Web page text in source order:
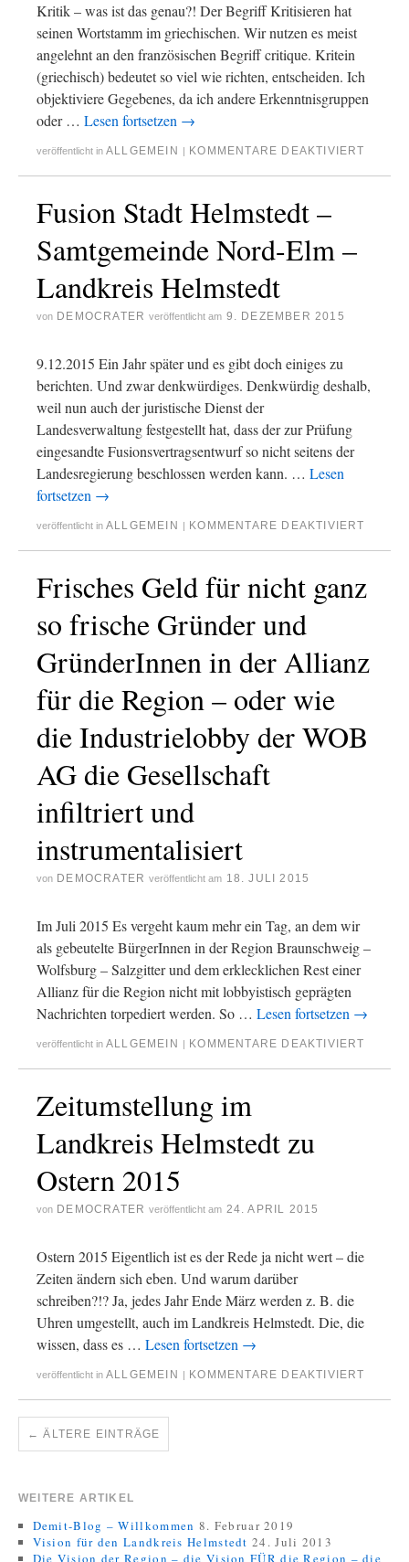
Kritik – was ist das genau?! Der Begriff Kritisieren hat
seinen Wortstamm im griechischen. Wir nutzen es meist
angelehnt an den französischen Begriff critique. Kritein
(griechisch) bedeutet so viel wie richten, entscheiden. Ich
objektiviere Gegebenes, da ich andere Erkenntnisgruppen
oder … Lesen fortsetzen →
veröffentlicht in ALLGEMEIN | KOMMENTARE DEAKTIVIERT
Fusion Stadt Helmstedt –
Samtgemeinde Nord-Elm –
Landkreis Helmstedt
von DEMOCRATER veröffentlicht am 9. DEZEMBER 2015
9.12.2015 Ein Jahr später und es gibt doch einiges zu
berichten. Und zwar denkwürdiges. Denkwürdig deshalb,
weil nun auch der juristische Dienst der
Landesverwaltung festgestellt hat, dass der zur Prüfung
eingesandte Fusionsvertragsentwurf so nicht seitens der
Landesregierung beschlossen werden kann. … Lesen
fortsetzen →
veröffentlicht in ALLGEMEIN | KOMMENTARE DEAKTIVIERT
Frisches Geld für nicht ganz
so frische Gründer und
GründerInnen in der Allianz
für die Region – oder wie
die Industrielobby der WOB
AG die Gesellschaft
infiltriert und
instrumentalisiert
von DEMOCRATER veröffentlicht am 18. JULI 2015
Im Juli 2015 Es vergeht kaum mehr ein Tag, an dem wir
als gebeutelte BürgerInnen in der Region Braunschweig –
Wolfsburg – Salzgitter und dem erklecklichen Rest einer
Allianz für die Region nicht mit lobbyistisch geprägten
Nachrichten torpediert werden. So … Lesen fortsetzen →
veröffentlicht in ALLGEMEIN | KOMMENTARE DEAKTIVIERT
Zeitumstellung im
Landkreis Helmstedt zu
Ostern 2015
von DEMOCRATER veröffentlicht am 24. APRIL 2015
Ostern 2015 Eigentlich ist es der Rede ja nicht wert – die
Zeiten ändern sich eben. Und warum darüber
schreiben?!? Ja, jedes Jahr Ende März werden z. B. die
Uhren umgestellt, auch im Landkreis Helmstedt. Die, die
wissen, dass es … Lesen fortsetzen →
veröffentlicht in ALLGEMEIN | KOMMENTARE DEAKTIVIERT
← ÄLTERE EINTRÄGE
WEITERE ARTIKEL
Demit-Blog – Willkommen 8. Februar 2019
Vision für den Landkreis Helmstedt 24. Juli 2013
Die Vision der Region – die Vision FÜR die Region – die